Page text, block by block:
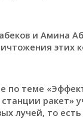
и Амина
этих
по теме
ракет»
лучей, то